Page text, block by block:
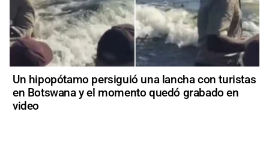
Un hipopótamo persiguió una lancha con turistas
en Botswana y el momento quedó grabado en
video